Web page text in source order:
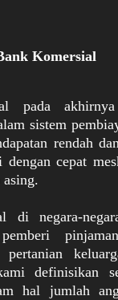
Komersial
pada
sistem
rendah
cepat
asing.
di negara-
pertanian
definisikan
hal jumlah